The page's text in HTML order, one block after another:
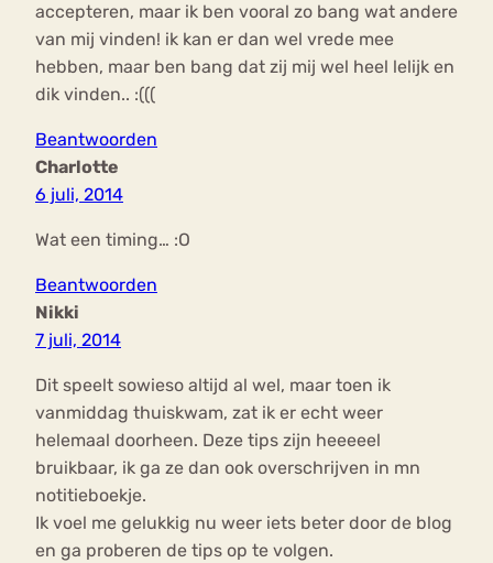
accepteren, maar ik ben vooral zo bang wat andere
van mij vinden! ik kan er dan wel vrede mee
hebben, maar ben bang dat zij mij wel heel lelijk en
dik vinden.. :(((
Beantwoorden
Charlotte
6 juli, 2014
Wat een timing… :O
Beantwoorden
Nikki
7 juli, 2014
Dit speelt sowieso altijd al wel, maar toen ik
vanmiddag thuiskwam, zat ik er echt weer
helemaal doorheen. Deze tips zijn heeeeel
bruikbaar, ik ga ze dan ook overschrijven in mn
notitieboekje.
Ik voel me gelukkig nu weer iets beter door de blog
en ga proberen de tips op te volgen.